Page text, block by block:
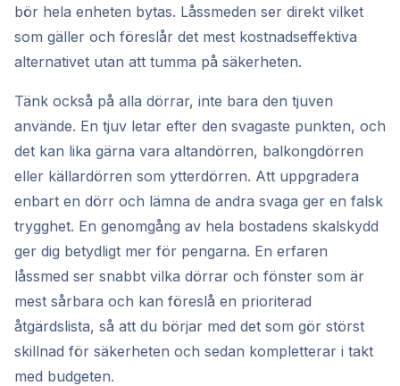
bör hela enheten bytas. Låssmeden ser direkt vilket
som gäller och föreslår det mest kostnadseffektiva
alternativet utan att tumma på säkerheten.
Tänk också på alla dörrar, inte bara den tjuven
använde. En tjuv letar efter den svagaste punkten, och
det kan lika gärna vara altandörren, balkongdörren
eller källardörren som ytterdörren. Att uppgradera
enbart en dörr och lämna de andra svaga ger en falsk
trygghet. En genomgång av hela bostadens skalskydd
ger dig betydligt mer för pengarna. En erfaren
låssmed ser snabbt vilka dörrar och fönster som är
mest sårbara och kan föreslå en prioriterad
åtgärdslista, så att du börjar med det som gör störst
skillnad för säkerheten och sedan kompletterar i takt
med budgeten.